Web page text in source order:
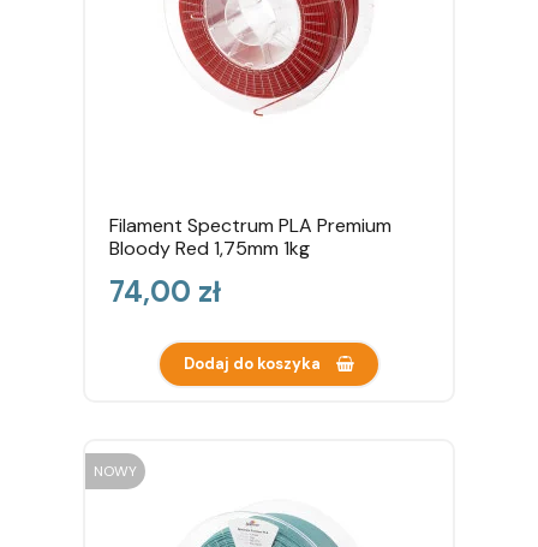
Filament Spectrum PLA Premium
Bloody Red 1,75mm 1kg
Cena
74,00 zł
Dodaj do koszyka
NOWY